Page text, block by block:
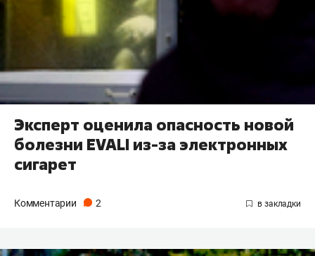
Эксперт оценила опасность новой
болезни EVALI из-за электронных
сигарет
Комментарии 2